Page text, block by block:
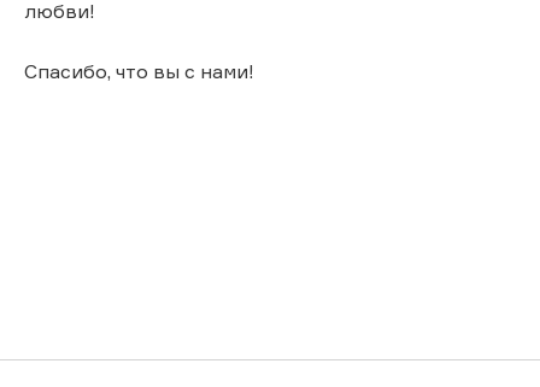
любви!
Спасибо, что вы с нами!